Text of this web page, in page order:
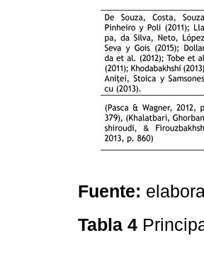
Fuente:
Tabla 4